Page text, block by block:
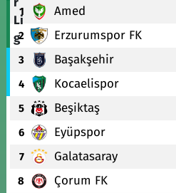
1 Amed
2 Erzurumspor FK
3 Başakşehir
4 Kocaelispor
5 Beşiktaş
6 Eyüpspor
7 Galatasaray
8 Çorum FK